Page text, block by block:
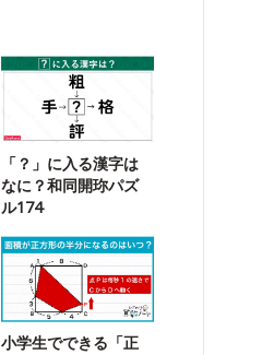
「？」に入る漢字は
なに？和同開珎パズ
ル174
小学生でできる「正